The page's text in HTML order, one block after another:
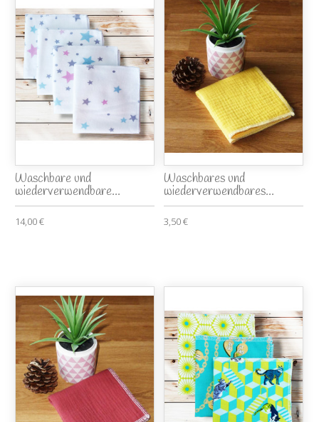
Waschbare und
wiederverwendbare...
14,00 €
Waschbares und
wiederverwendbares...
3,50 €